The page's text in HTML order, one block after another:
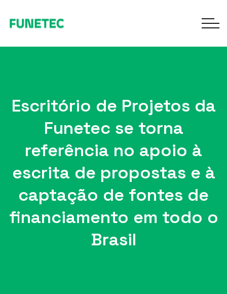
Escritório de Projetos da
Funetec se torna
referência no apoio à
escrita de propostas e à
captação de fontes de
financiamento em todo o
Brasil